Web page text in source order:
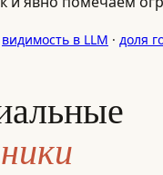
видимость в LLM · доля